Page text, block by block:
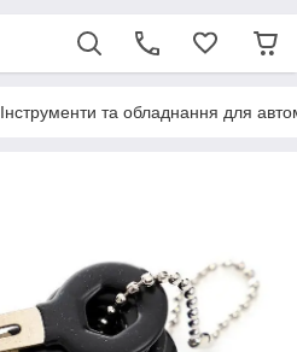
Інструменти та обладнання для